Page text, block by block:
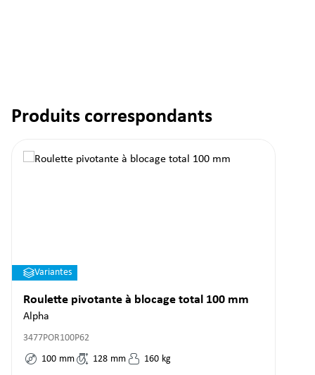
Ignorer la galerie de produits
Produits correspondants
Variantes
Roulette pivotante à blocage total 100 mm
Alpha
3477POR100P62
100 mm 128 mm 160 kg